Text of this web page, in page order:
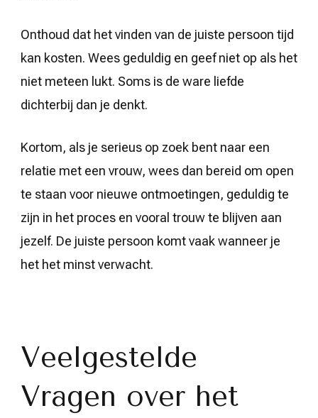
Onthoud dat het vinden van de juiste persoon tijd
kan kosten. Wees geduldig en geef niet op als het
niet meteen lukt. Soms is de ware liefde
dichterbij dan je denkt.
Kortom, als je serieus op zoek bent naar een
relatie met een vrouw, wees dan bereid om open
te staan voor nieuwe ontmoetingen, geduldig te
zijn in het proces en vooral trouw te blijven aan
jezelf. De juiste persoon komt vaak wanneer je
het het minst verwacht.
Veelgestelde
Vragen over het